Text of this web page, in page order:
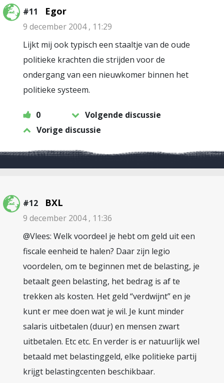
#11 Egor
9 december 2004 , 11:29
Lijkt mij ook typisch een staaltje van de oude
politieke krachten die strijden voor de
ondergang van een nieuwkomer binnen het
politieke systeem.
0
Volgende discussie
Vorige discussie
#12 BXL
9 december 2004 , 11:36
@Vlees: Welk voordeel je hebt om geld uit een
fiscale eenheid te halen? Daar zijn legio
voordelen, om te beginnen met de belasting, je
betaalt geen belasting, het bedrag is af te
trekken als kosten. Het geld “verdwijnt” en je
kunt er mee doen wat je wil. Je kunt minder
salaris uitbetalen (duur) en mensen zwart
uitbetalen. Etc etc. En verder is er natuurlijk wel
betaald met belastinggeld, elke politieke partij
krijgt belastingcenten beschikbaar.